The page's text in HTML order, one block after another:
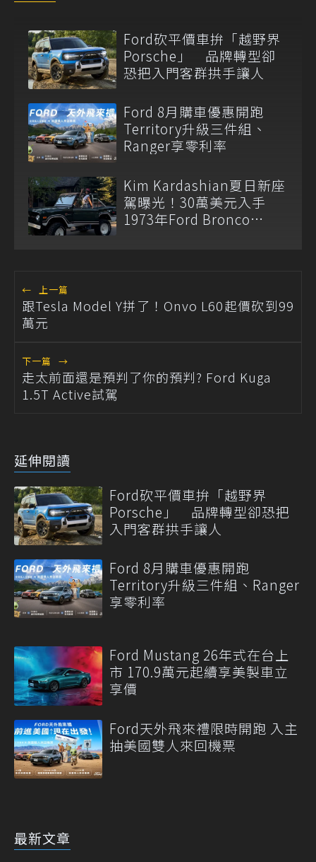
Ford砍平價車拚「越野界
Porsche」 品牌轉型卻
恐把入門客群拱手讓人
Ford 8月購車優惠開跑
Territory升級三件組、
Ranger享零利率
Kim Kardashian夏日新座
駕曝光！30萬美元入手
1973年Ford Bronco
← 上一篇
跟Tesla Model Y拼了！Onvo L60起價砍到99
萬元
下一篇 →
走太前面還是預判了你的預判? Ford Kuga
1.5T Active試駕
延伸閱讀
Ford砍平價車拚「越野界
Porsche」 品牌轉型卻恐把
入門客群拱手讓人
Ford 8月購車優惠開跑
Territory升級三件組、Ranger
享零利率
Ford Mustang 26年式在台上
市 170.9萬元起續享美製車立
享價
Ford天外飛來禮限時開跑 入主
抽美國雙人來回機票
最新文章